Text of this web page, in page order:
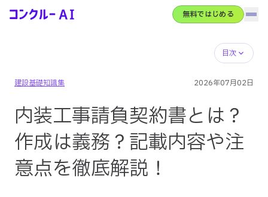
機能全体像
導入事例
無料ではじめる ハン
目次
建設基礎知識集 2026年07月02日
内装工事請負契約書とは？
作成は義務？記載内容や注
意点を徹底解説！